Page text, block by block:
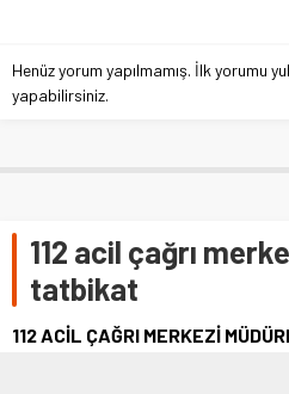
Henüz yorum yapılmamış. İlk yorumu
yapabilirsiniz.
112 acil çağrı
tatbikat
112 ACİL ÇAĞRI MERKEZİ